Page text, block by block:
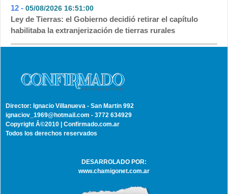
12 - 05/08/2026 16:51:00
Ley de Tierras: el Gobierno decidió retirar el capítulo
habilitaba la extranjerización de tierras rurales
Director: Ignacio Villanueva - San Martin 992
ignaciov_1969@hotmail.com - 3772 634929
Copyright Â©2010 | Confirmado.com.ar
Todos los derechos reservados
DESARROLADO POR:
www.chamigonet.com.ar